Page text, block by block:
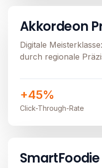
Akkordeon
Digitale
durch regionale
+45%
Click-Through-Rate
SmartFoodie